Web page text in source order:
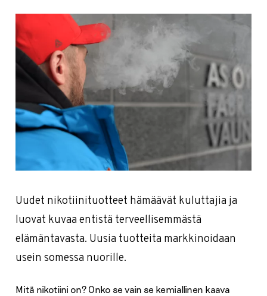
Uudet nikotiinituotteet hämäävät kuluttajia ja
luovat kuvaa entistä terveellisemmästä
elämäntavasta. Uusia tuotteita markkinoidaan
usein somessa nuorille.
Mitä nikotiini on? Onko se vain se kemiallinen kaava